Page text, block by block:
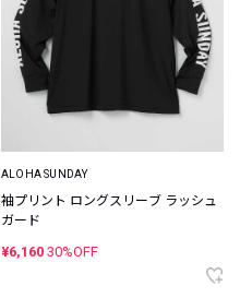
ALOHA SUNDAY
袖プリント ロングスリーブ ラッシュ
ガード
¥6,160 30%OFF